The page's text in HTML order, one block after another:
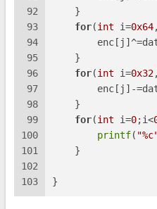
92
93
94
95
96
97
98
99
100
101
102
103
    }
for(int i=0x64
    }
for(int i=0x32
enc[j]-
    }
for(int i=0;i<
printf(
    }
}